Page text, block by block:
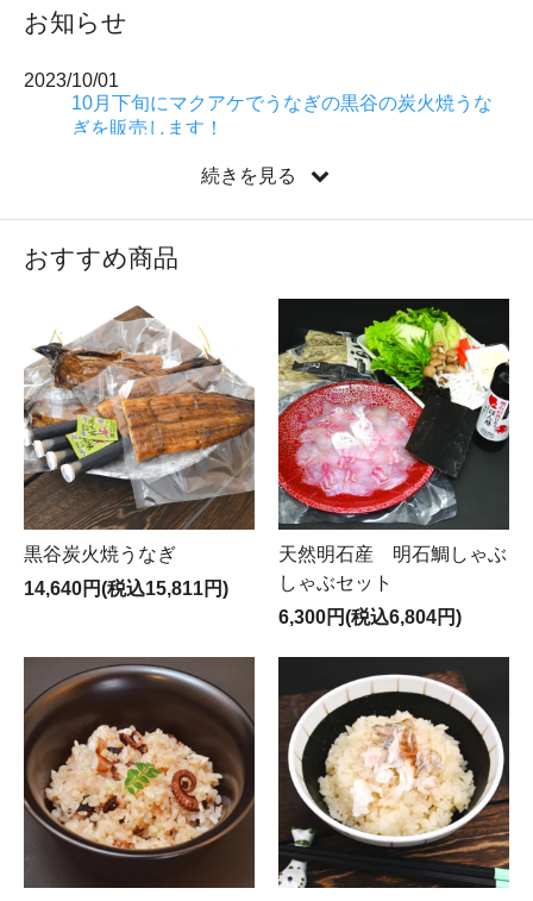
お知らせ
2023/10/01
10月下旬にマクアケでうなぎの黒谷の炭火焼うな
ぎを販売します！
した。
3種のブランドとして皆様のご家庭にグルメをお届
けします。今後ともご利用をお待ちしております。
続きを見る
おすすめ商品
黒谷炭火焼うなぎ
14,640円(税込15,811円)
天然明石産 明石鯛しゃぶ
しゃぶセット
6,300円(税込6,804円)